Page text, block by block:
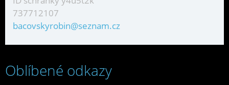
737712107
bacovskyrobin@seznam.cz
Oblíbené odkazy